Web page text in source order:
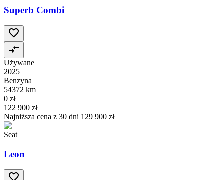
Superb Combi
Używane
2025
Benzyna
54372 km
0 zł
122 900 zł
Najniższa cena z 30 dni 129 900 zł
Seat
Leon